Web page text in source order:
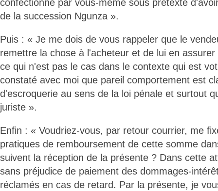
confectionné par vous-même sous prétexte
de la succession Ngunza ».
Puis : « Je me dois de vous rappeler que le
remettre la chose à l'acheteur et de lui en
ce qui n'est pas le cas dans le contexte qui est
constaté avec moi que pareil comportement est
d'escroquerie au sens de la loi pénale et surtout
juriste ».
Enfin : « Voudriez-vous, par retour courrier, me
pratiques de remboursement de cette somme
suivent la réception de la présente ? Dans cette
sans préjudice de paiement des dommages-
réclamés en cas de retard. Par la présente, je